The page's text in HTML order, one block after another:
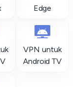
Edge
VPN untuk
Android TV